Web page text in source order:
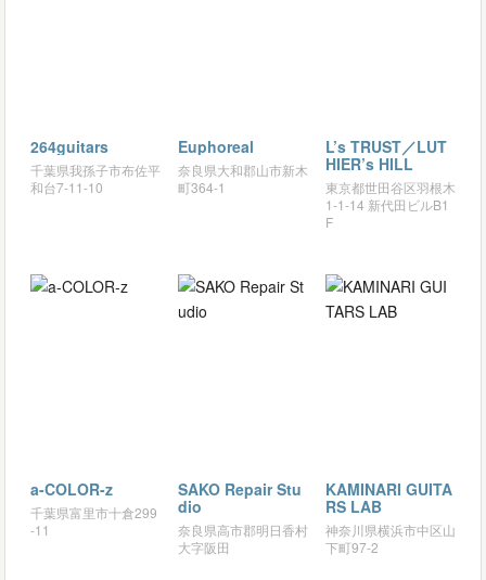
264guitars
千葉県我孫子市布佐平
和台7-11-10
Euphoreal
奈良県大和郡山市新木
町364-1
L’s TRUST／LUT
HIER’s HILL
東京都世田谷区羽根木
1-1-14 新代田ビルB1
F
a-COLOR-z
千葉県富里市十倉299
-11
SAKO Repair Stu
dio
奈良県高市郡明日香村
大字阪田
KAMINARI GUITA
RS LAB
神奈川県横浜市中区山
下町97-2